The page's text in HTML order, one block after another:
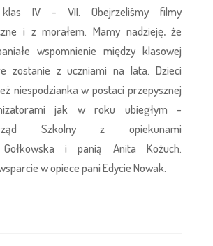
IV - VII. Obejrzeliśmy filmy
i z morałem. Mamy nadzieję, że
wspomnienie między klasowej
zostanie z uczniami na lata. Dzieci
niespodzianka w postaci przepysznej
jak w roku ubiegłym -
Szkolny z opiekunami
Gołkowska i panią
Anita Kożuch.
w opiece pani Edycie Nowak.